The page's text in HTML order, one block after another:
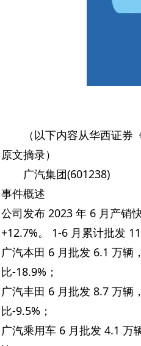
（以下内容从华西证
原文摘录）
广汽集团(601238)
事件概述
公司发布 2023 年 6 月产销
+12.7%。 1-6 月累计批发
广汽本田 6 月批发 6.1 万辆
比-18.9%；
广汽丰田 6 月批发 8.7 万辆
比-9.5%；
广汽乘用车 6 月批发 4.1 万